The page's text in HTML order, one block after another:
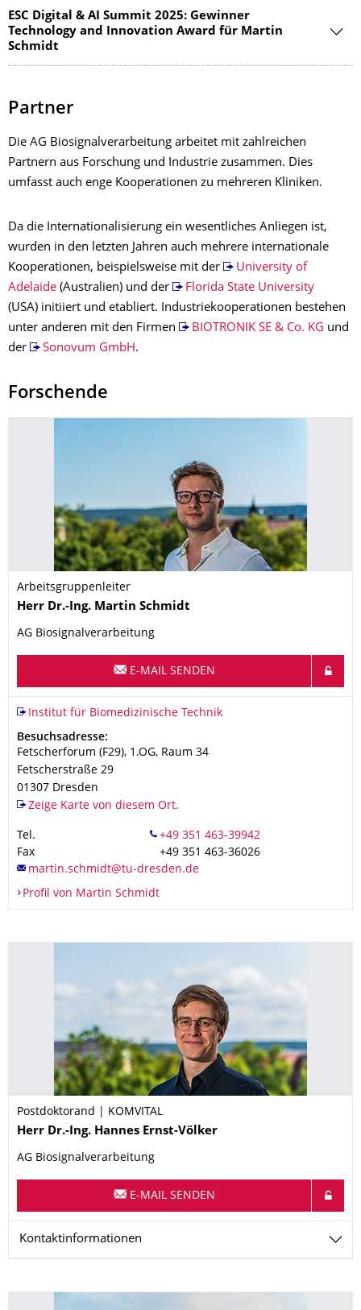
ESC Digital & AI Summit 2025: Gewinner
Technology and Innovation Award für Martin
Schmidt
Partner
Die AG Biosignalverarbeitung arbeitet mit zahlreichen
Partnern aus Forschung und Industrie zusammen. Dies
umfasst auch enge Kooperationen zu mehreren Kliniken.
Da die Internationalisierung ein wesentliches Anliegen ist,
wurden in den letzten Jahren auch mehrere internationale
Kooperationen, beispielsweise mit der
University of
Adelaide (Australien) und der
Florida State University
(USA) initiiert und etabliert. Industriekooperationen bestehen
unter anderen mit den Firmen
BIOTRONIK SE & Co. KG und
der
Sonovum GmbH .
Forschende
Arbeitsgruppenleiter
Name
Herr Dr.-Ing. Martin Schmidt
AG Biosignalverarbeitung
E-MAIL SENDEN
Organisationsname
Institut für Biomedizinische Technik
Institut für Biomedizinische Technik
Adresse
Besuchsadresse:
Fetscherforum (F29), 1.OG, Raum 34
Fetscherstraße 29
01307 Dresden
Zeige Karte von diesem Ort.
Tel.
Fax
+49 351 463-36026
Profil von Martin Schmidt
Postdoktorand | KOMVITAL
Name
Herr Dr.-Ing. Hannes Ernst-Völker
AG Biosignalverarbeitung
E-MAIL SENDEN
Kontaktinformationen